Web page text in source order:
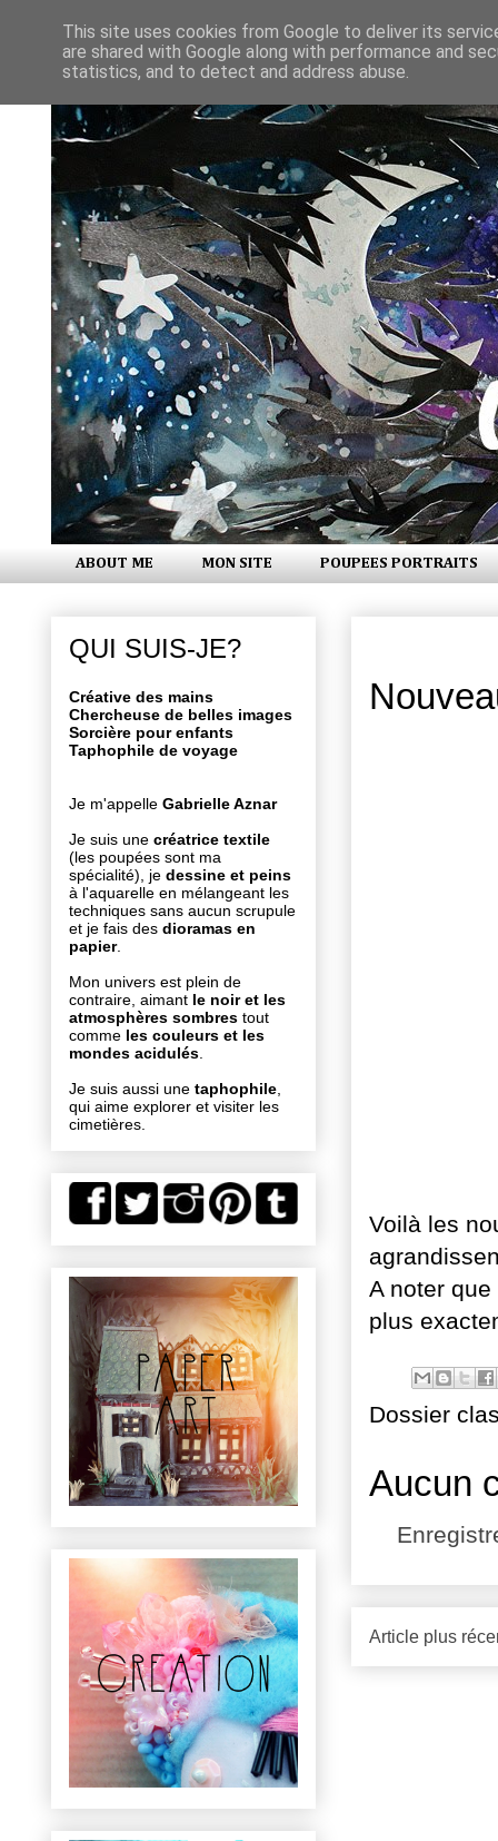
ABOUT ME MON SITE POUPEES PORTRAITS
Voilà les
A noter
plus
Dossier
Aucun
Article plus
QUI SUIS-JE?
Créative des mains
Chercheuse de belles images
Sorcière pour enfants
Taphophile de voyage
Je m'appelle Gabrielle Aznar
Je suis une créatrice textile
(les poupées sont ma
spécialité), je dessine et peins
à l'aquarelle en mélangeant les
techniques sans aucun scrupule
et je fais des dioramas en
papier.
Mon univers est plein de
contraire, aimant le noir et les
atmosphères sombres tout
comme les couleurs et les
mondes acidulés
Je suis aussi une taphophile
qui aime explorer et visiter les
cimetières.
This site uses cookies from Google to deliver its
are shared with Google along with performance and
statistics, and to detect and address abuse.